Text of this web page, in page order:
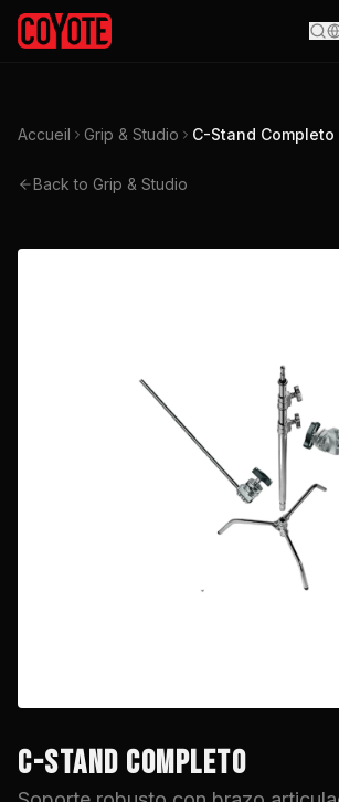
Accueil Grip & Studio C-Stand Completo
Back to Grip & Studio
C-STAND COMPLETO